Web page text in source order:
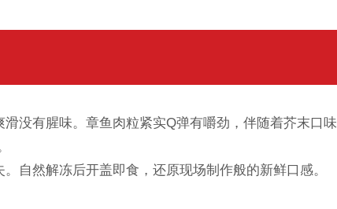
没有腥味。章鱼肉粒紧实Q弹有嚼劲，伴随着芥末口
自然解冻后开盖即食，还原现场制作般的新鲜口感。